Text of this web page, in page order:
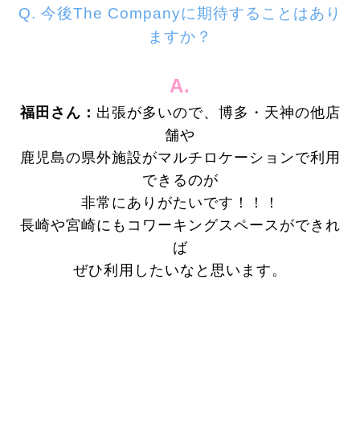
Q. 今後The Companyに期待することはあり
ますか？
A.
福田さん： 出張が多いので、 博多・天神の他店
舗や
鹿児島の県外施設がマルチロケーションで利用
できるのが
非常にありがたいです！！！
長崎や宮崎にもコワーキングスペースができれ
ば
ぜひ利用したいなと思います。